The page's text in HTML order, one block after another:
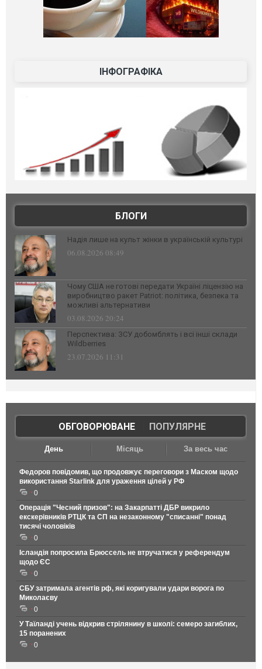
ІНФОГРАФІКА
БЛОГИ
Надія лише на культ жінки в українській культурі
06.08.2026 08:49
Чому США не готові передати Україні ліцензію на
виробництво ракет Patriot: політика, безпека та
можливі альтернативи
03.08.2026 20:24
Перспектива: ЗСУ добомблять і всі інші склади
Wildberries
23.07.2026 11:31
ОБГОВОРЮВАНЕ| ПОПУЛЯРНЕ
День Місяць За весь час
Федоров повідомив, що продовжує переговори з Маском щодо
використання Starlink для ураження цілей у РФ
0
Операція "Чесний призов": на Закарпатті ДБР викрило
екскерівників РТЦК та СП на незаконному "списанні" понад
тисячі чоловіків
0
Ісландія попросила Брюссель не втручатися у референдум
щодо ЄС
0
СБУ затримала агентів рф, які коригували удари ворога по
Миколаєву
0
У Таїланді учень відкрив стрілянину в школі: семеро загиблих,
15 поранених
0